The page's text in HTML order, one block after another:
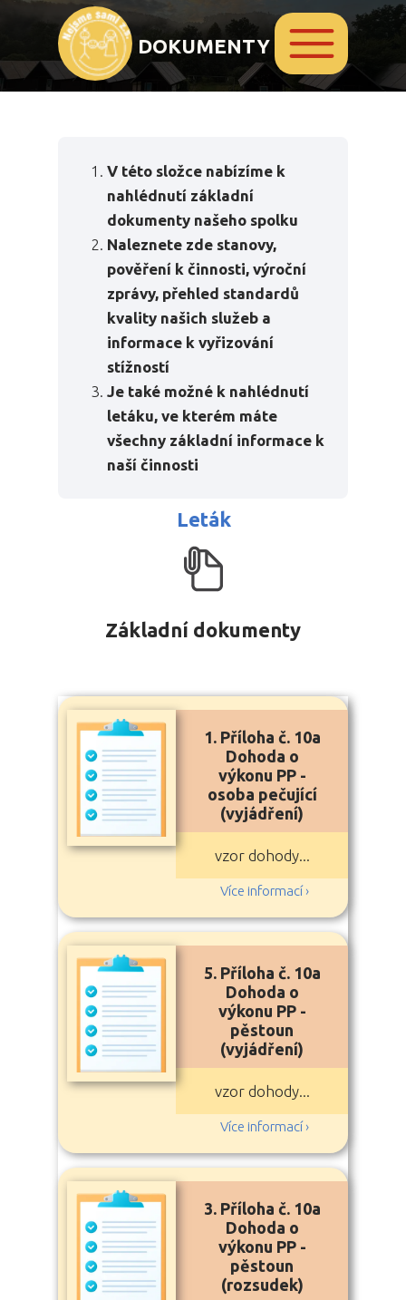
DOKUMENTY
Leták
Základní dokumenty
V této složce nabízíme k
nahlédnutí základní
dokumenty našeho spolku
Naleznete zde stanovy,
pověření k činnosti, výroční
zprávy, přehled standardů
kvality našich služeb a
informace k vyřizování
stížností
Je také možné k nahlédnutí
letáku, ve kterém máte
všechny základní informace k
naší činnosti
sami z.s.
1. Příloha č. 10a
Dohoda o
výkonu PP -
osoba pečující
(vyjádření)
vzor dohody...
Více informací ›
5. Příloha č. 10a
Dohoda o
výkonu PP -
pěstoun
(vyjádření)
vzor dohody...
Více informací ›
3. Příloha č. 10a
Dohoda o
výkonu PP -
pěstoun
(rozsudek)